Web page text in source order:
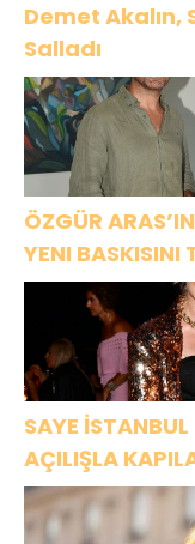
Demet Akalın,
Salladı
ÖZGÜR
YENI BASKISINI
BODRUM’DA
SAYE
AÇILIŞLA